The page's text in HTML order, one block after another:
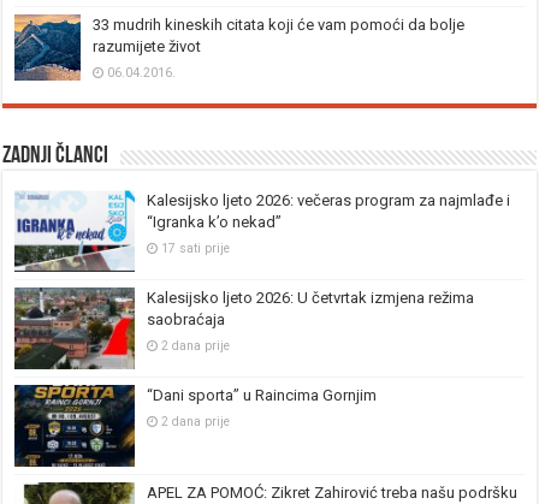
33 mudrih kineskih citata koji će vam pomoći da bolje
razumijete život
06.04.2016.
Zadnji članci
Kalesijsko ljeto 2026: večeras program za najmlađe i
“Igranka k’o nekad”
17 sati prije
Kalesijsko ljeto 2026: U četvrtak izmjena režima
saobraćaja
2 dana prije
“Dani sporta” u Raincima Gornjim
2 dana prije
APEL ZA POMOĆ: Zikret Zahirović treba našu podršku